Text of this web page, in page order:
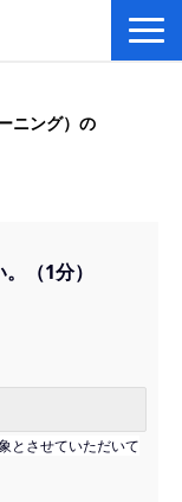
集
ニング）の
（1分）
とさせていただいて